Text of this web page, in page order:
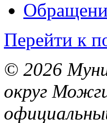
Перейти к
© 2026
округ